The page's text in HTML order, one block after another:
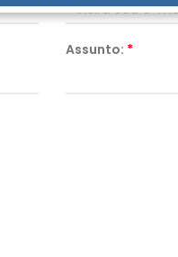
Assunto: *